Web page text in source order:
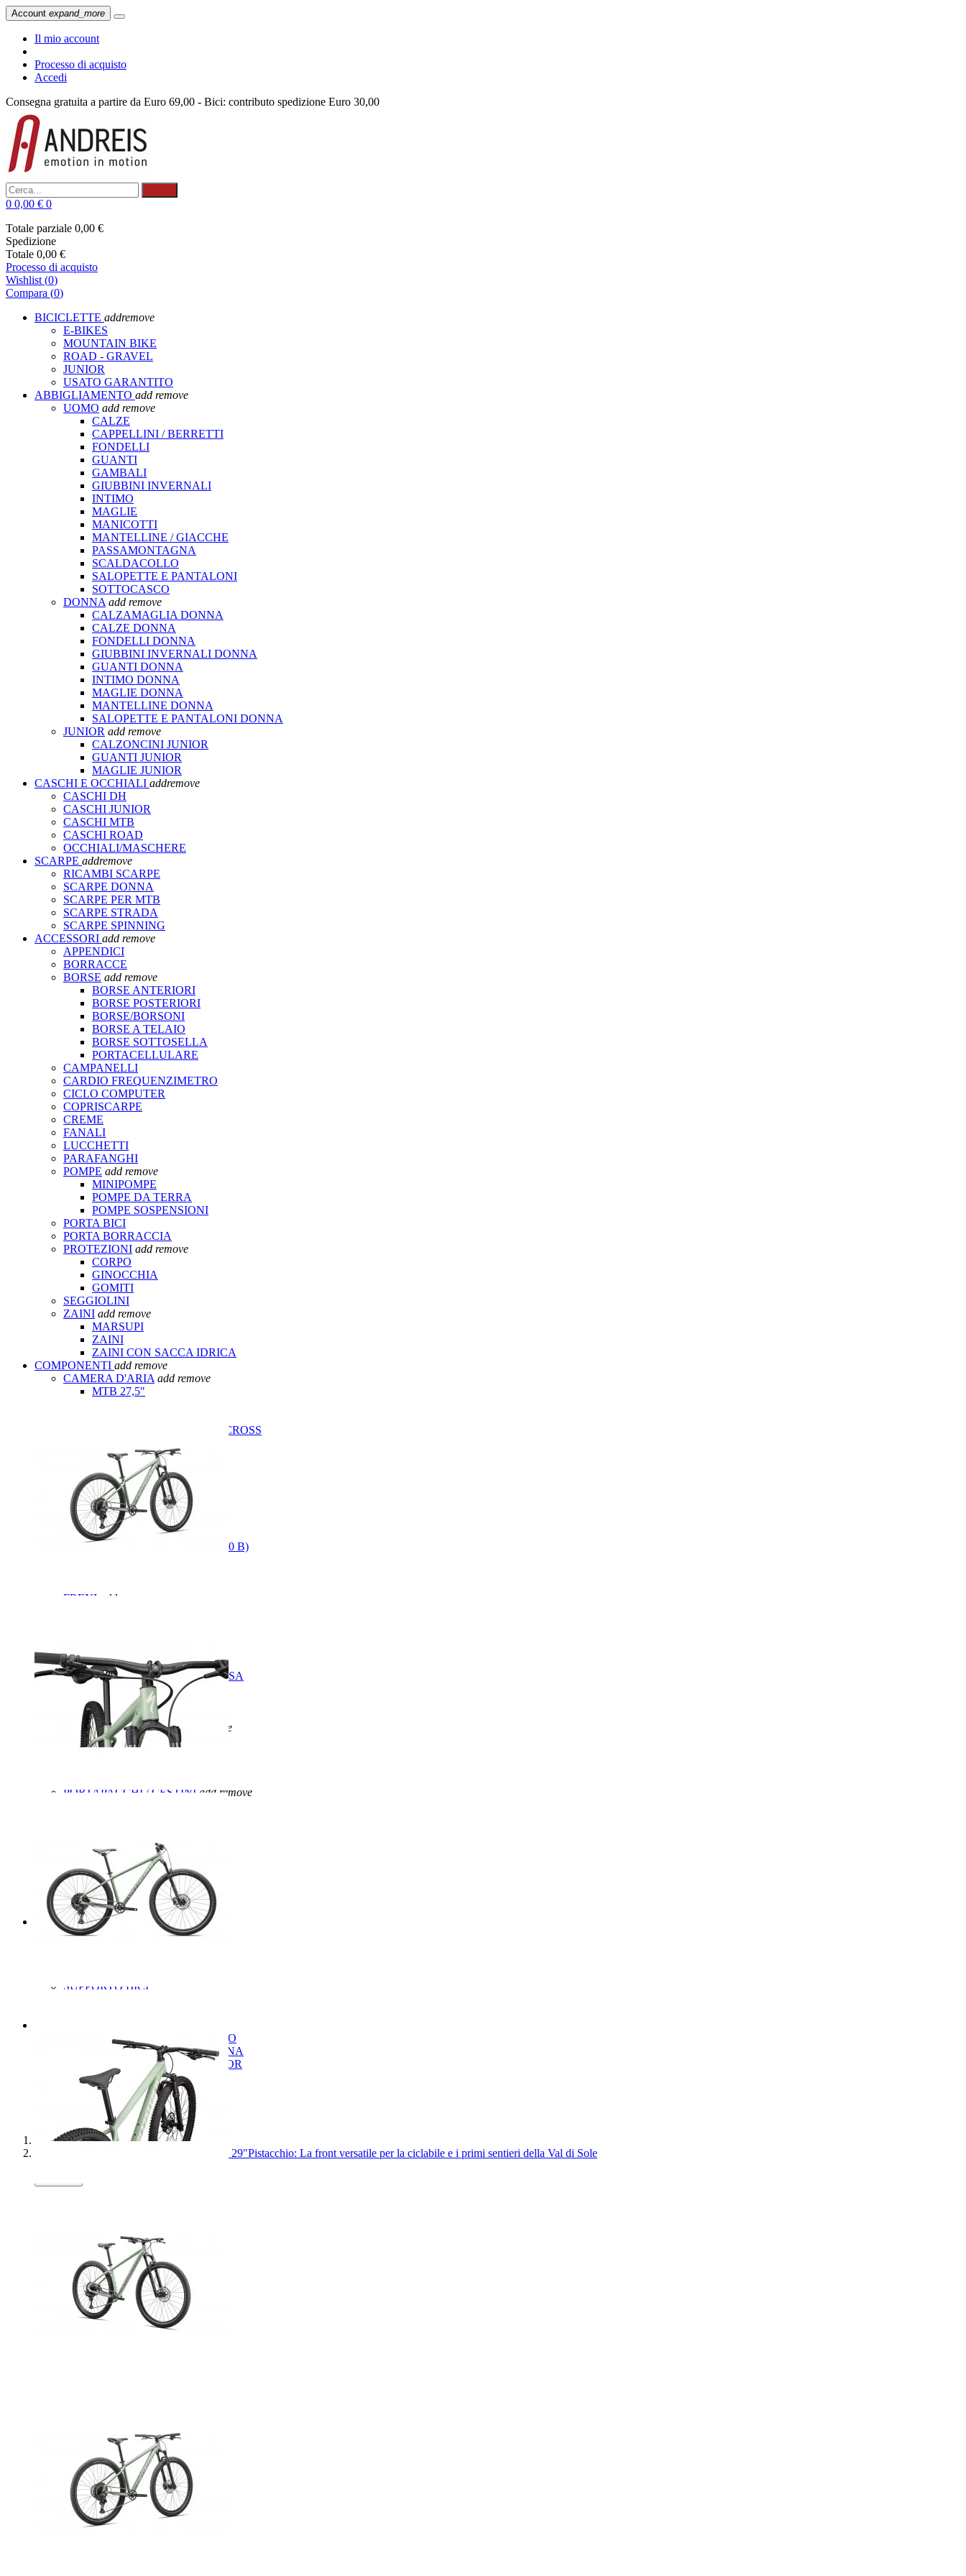
Account expand_more
Il mio account
Processo di acquisto
Accedi
Consegna gratuita a partire da Euro 69,00 - Bici: contributo spedizione Euro 30,00
0 0,00 € 0
Totale parziale 0,00 €
Spedizione
Totale 0,00 €
Processo di acquisto
Wishlist (0)
Compara (0)
BICICLETTE addremove
E-BIKES
MOUNTAIN BIKE
ROAD - GRAVEL
JUNIOR
USATO GARANTITO
ABBIGLIAMENTO add remove
UOMO add remove
CALZE
CAPPELLINI / BERRETTI
FONDELLI
GUANTI
GAMBALI
GIUBBINI INVERNALI
INTIMO
MAGLIE
MANICOTTI
MANTELLINE / GIACCHE
PASSAMONTAGNA
SCALDACOLLO
SALOPETTE E PANTALONI
SOTTOCASCO
DONNA add remove
CALZAMAGLIA DONNA
CALZE DONNA
FONDELLI DONNA
GIUBBINI INVERNALI DONNA
GUANTI DONNA
INTIMO DONNA
MAGLIE DONNA
MANTELLINE DONNA
SALOPETTE E PANTALONI DONNA
JUNIOR add remove
CALZONCINI JUNIOR
GUANTI JUNIOR
MAGLIE JUNIOR
CASCHI E OCCHIALI addremove
CASCHI DH
CASCHI JUNIOR
CASCHI MTB
CASCHI ROAD
OCCHIALI/MASCHERE
SCARPE addremove
RICAMBI SCARPE
SCARPE DONNA
SCARPE PER MTB
SCARPE STRADA
SCARPE SPINNING
ACCESSORI add remove
APPENDICI
BORRACCE
BORSE add remove
BORSE ANTERIORI
BORSE POSTERIORI
BORSE/BORSONI
BORSE A TELAIO
BORSE SOTTOSELLA
PORTACELLULARE
CAMPANELLI
CARDIO FREQUENZIMETRO
CICLO COMPUTER
COPRISCARPE
CREME
FANALI
LUCCHETTI
PARAFANGHI
POMPE add remove
MINIPOMPE
POMPE DA TERRA
POMPE SOSPENSIONI
PORTA BICI
PORTA BORRACCIA
PROTEZIONI add remove
CORPO
GINOCCHIA
GOMITI
SEGGIOLINI
ZAINI add remove
MARSUPI
ZAINI
ZAINI CON SACCA IDRICA
COMPONENTI add remove
CAMERA D'ARIA add remove
MTB 27,5"
BICI DA CORSA E CICLOCROSS
CATENE
CAVALLETTI CICLO
COPERTURE
addremove
BAMBINO
GRAVEL / CICLOCROSS
COPERTURE ROAD
MOUNTAINBIKE 26"
MOUNTAINBIKE 27.5" (650 B)
FRENI
add
MANUBRIO addremove
MANUBRIO BICI DA CORSA
MANUBRIO MTB
ATTACCHI MANUBRIO
NASTRI MANUBRIO
PEDALI/TACCHETTE add
remove
PEDALI BICI DA CORSA
PORTAPACCHI / CESTINI add remove
RICAMBI TURBO LEVO
RUOTE add
remove
RUOTE MTB
RUOTE BICI DA CORSA
CERCHI
SELLE
MANUTENZIONE
remove
LUBRIFICANTI
SUPPORTO BICI
SALDI ABBIGLIAMENTO UOMO
SALDI ABBIGLIAMENTO DONNA
SALDI ABBIGLIAMENTO JUNIOR
SALDI CASCHI E OCCHIALI
SALDI SCARPE
SALDI ACCESSORI
SALDI COMPONENTI
Home
SPECIALIZED ROCKHOPPER SPORT 29"Pistacchio: La front versatile per la ciclabile e i primi sentieri della Val di Sole